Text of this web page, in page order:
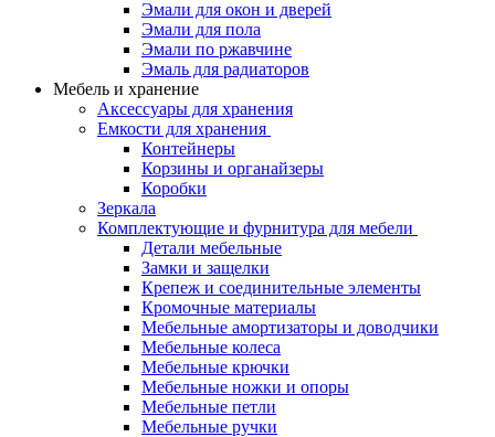
Эмали для окон и дверей
Эмали для пола
Эмали по ржавчине
Эмаль для радиаторов
Мебель и хранение
Аксессуары для хранения
Емкости для хранения
Контейнеры
Корзины и органайзеры
Коробки
Зеркала
Комплектующие и фурнитура для мебели
Детали мебельные
Замки и защелки
Крепеж и соединительные элементы
Кромочные материалы
Мебельные амортизаторы и доводчики
Мебельные колеса
Мебельные крючки
Мебельные ножки и опоры
Мебельные петли
Мебельные ручки